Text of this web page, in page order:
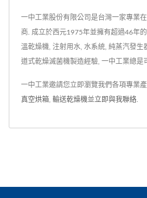
一中工業股份有限公司是台灣一家專業
商. 成立於西元1975年並擁有超過46年
溫乾燥機, 注射用水, 水系統, 純蒸汽發生
道式乾燥滅菌機製造經驗, 一中工業總是
一中工業邀請您立即瀏覽我們各項專業
真空烘箱 輸送乾燥機並立即與我聯絡